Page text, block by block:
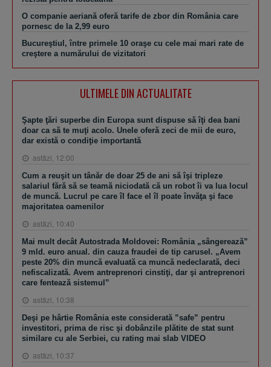
O companie aeriană oferă tarife de zbor din România care
pornesc de la 2,99 euro
Bucureştiul, între primele 10 oraşe cu cele mai mari rate de
creştere a numărului de vizitatori
ULTIMELE DIN ACTUALITATE
Şapte ţări superbe din Europa sunt dispuse să îţi dea bani
doar ca să te muţi acolo. Unele oferă zeci de mii de euro,
dar există o condiţie importantă
astăzi, 12:00
Cum a reuşit un tânăr de doar 25 de ani să îşi tripleze
salariul fără să se teamă niciodată că un robot îi va lua locul
de muncă. Lucrul pe care îl face el îl poate învăţa şi face
majoritatea oamenilor
astăzi, 10:40
Mai mult decât Autostrada Moldovei: România „sângerează”
9 mld. euro anual. din cauza fraudei de tip carusel. „Avem
peste 20% din muncă evaluată ca muncă nedeclarată, deci
nefiscalizată. Avem antreprenori cinstiţi, dar şi antreprenori
care fentează sistemul”
astăzi, 10:38
Deşi pe hârtie România este considerată ”safe” pentru
investitori, prima de risc şi dobânzile plătite de stat sunt
similare cu ale Serbiei, cu rating mai slab VIDEO
astăzi, 10:37